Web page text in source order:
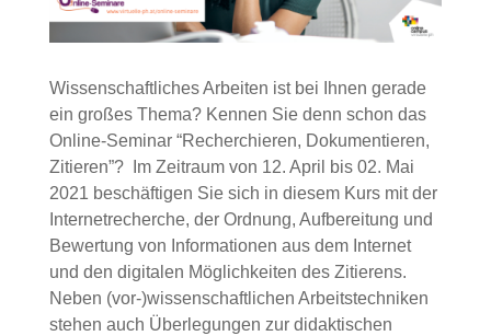
Wissenschaftliches Arbeiten ist bei Ihnen gerade
ein großes Thema? Kennen Sie denn schon das
Online-Seminar “Recherchieren, Dokumentieren,
Zitieren”? Im Zeitraum von 12. April bis 02. Mai
2021 beschäftigen Sie sich in diesem Kurs mit der
Internetrecherche, der Ordnung, Aufbereitung und
Bewertung von Informationen aus dem Internet
und den digitalen Möglichkeiten des Zitierens.
Neben (vor-)wissenschaftlichen Arbeitstechniken
stehen auch Überlegungen zur didaktischen